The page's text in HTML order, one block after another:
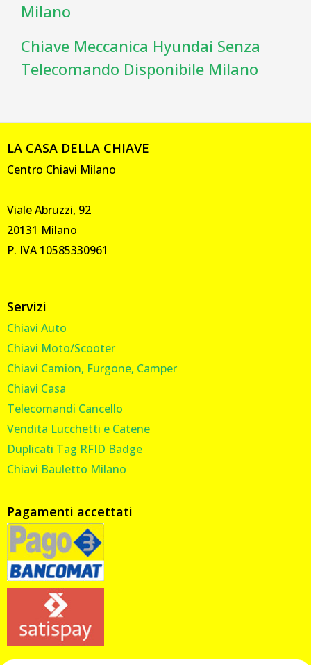
Milano
Chiave Meccanica Hyundai Senza
Telecomando Disponibile Milano
LA CASA DELLA CHIAVE
Centro Chiavi Milano
Viale Abruzzi, 92
20131 Milano
P. IVA 10585330961
Servizi
Chiavi Auto
Chiavi Moto/Scooter
Chiavi Camion, Furgone, Camper
Chiavi Casa
Telecomandi Cancello
Vendita Lucchetti e Catene
Duplicati Tag RFID Badge
Chiavi Bauletto Milano
Pagamenti accettati